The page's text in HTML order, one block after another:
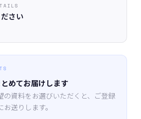
めてお届けします
の資料をお選びいただくと、ご登録
送りします。
さい